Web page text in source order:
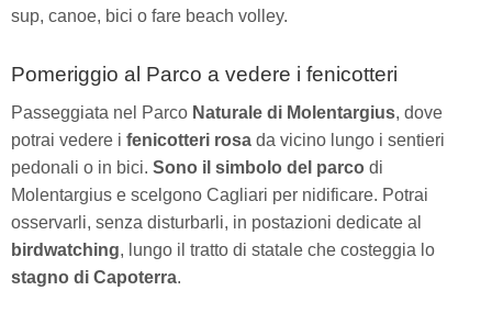
sup, canoe, bici o fare beach volley.
Pomeriggio al Parco a vedere i fenicotteri
Passeggiata nel Parco Naturale di Molentargius, dove
potrai vedere i fenicotteri rosa da vicino lungo i sentieri
pedonali o in bici. Sono il simbolo del parco di
Molentargius e scelgono Cagliari per nidificare. Potrai
osservarli, senza disturbarli, in postazioni dedicate al
birdwatching, lungo il tratto di statale che costeggia lo
stagno di Capoterra.